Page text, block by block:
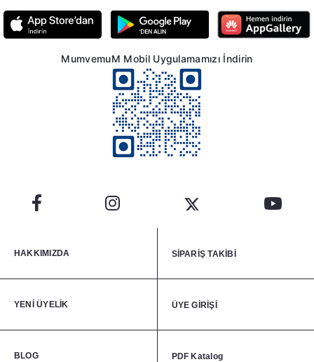
MumvemuM Mobil Uygulamamızı İndirin
HAKKIMIZDA SİPARİŞ TAKİBİ
YENİ ÜYELİK ÜYE GİRİŞİ
BLOG PDF Katalog